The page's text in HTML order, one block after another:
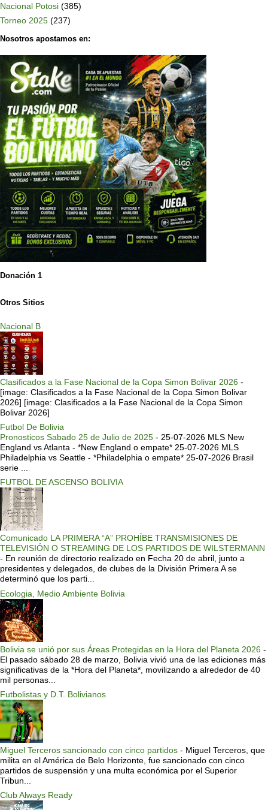
Nacional Potosi (385)
Torneo 2025 (237)
Nosotros apostamos en:
Donación 1
Otros Sitios
Nacional B
Clasificados a la Fase Nacional de la Copa Simon Bolivar 2026 -
[image: Clasificados a la Fase Nacional de la Copa Simon Bolivar
2026] [image: Clasificados a la Fase Nacional de la Copa Simon
Bolivar 2026]
Futbol De Bolivia
Pronosticos Sabado 25 de Julio de 2025 - 25-07-2026 MLS New
England vs Atlanta - *New England o empate* 25-07-2026 MLS
Philadelphia vs Seattle - *Philadelphia o empate* 25-07-2026 Brasil
serie ...
FUTBOL DE ASCENSO BOLIVIA
Comunicado LA PRIMERA “A” PROHÍBE TRANSMISIONES DE
TELEVISIÓN O STREAMING DE LOS PARTIDOS DE WILSTERMANN
- En reunión de directorio realizado en Fecha 20 de abril, junto a
presidentes y delegados, de clubes de la División Primera A se
determinó que los parti...
Ecologia, Medio Ambiente Bolivia
Bolivia se unió por sus Áreas Protegidas en la Hora del Planeta 2026 -
El pasado sábado 28 de marzo, Bolivia vivió una de las ediciones más
significativas de la *Hora del Planeta*, movilizando a alrededor de 40
mil personas...
Futbolistas y D.T. Bolivianos
Miguel Terceros sancionado con cinco partidos - Miguel Terceros, que
milita en el América de Belo Horizonte, fue sancionado con cinco
partidos de suspensión y una multa económica por el Superior
Tribun...
Club Always Ready